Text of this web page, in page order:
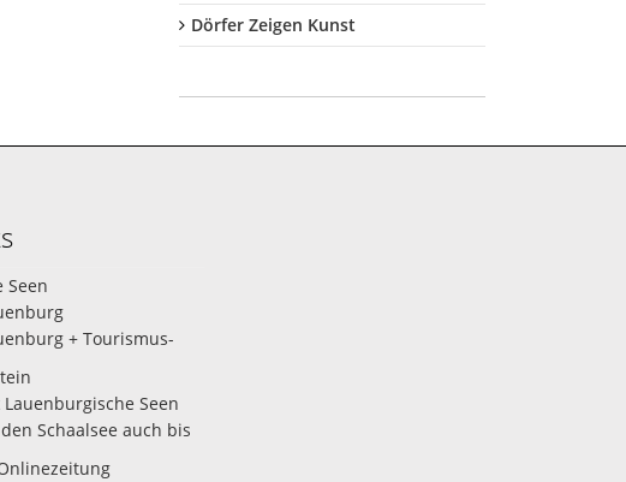
Dörfer Zeigen Kunst
Seen
+ Tourismus-
Seen
Schaalsee auch bis